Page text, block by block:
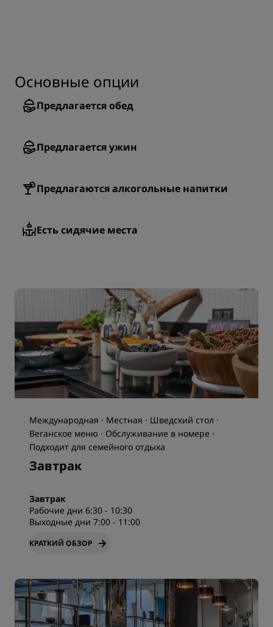
Основные опции
Предлагается обед
Предлагается ужин
Предлагаются алкогольные напитки
Есть сидячие места
Международная · Местная · Шведский стол ·
Веганское меню · Обслуживание в номере ·
Подходит для семейного отдыха
Завтрак
Завтрак
Рабочие дни 6:30 - 10:30
Выходные дни 7:00 - 11:00
КРАТКИЙ ОБЗОР